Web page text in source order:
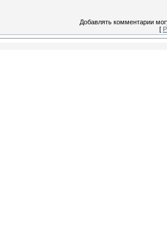
Добавлять комментарии
[